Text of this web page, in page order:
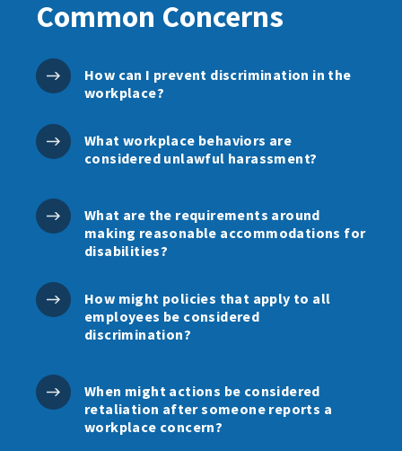
Common Concerns
How can I prevent discrimination in the
workplace?
What workplace behaviors are
considered unlawful harassment?
What are the requirements around
making reasonable accommodations for
disabilities?
How might policies that apply to all
employees be considered
discrimination?
When might actions be considered
retaliation after someone reports a
workplace concern?